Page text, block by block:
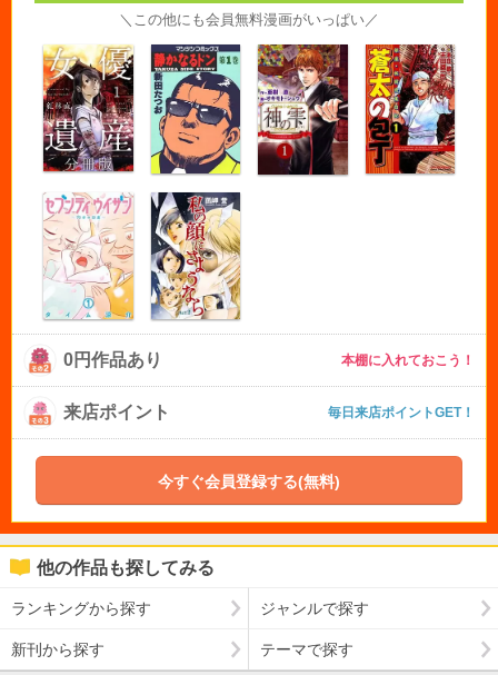
＼この他にも会員無料漫画がいっぱい／
0円作品あり 本棚に入れておこう！
来店ポイント 毎日来店ポイントGET！
今すぐ会員登録する(無料)
他の作品も探してみる
ランキングから探す ジャンルで探す
新刊から探す テーマで探す